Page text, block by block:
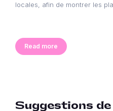
locales, afin de montrer les
Read more
Suggestions